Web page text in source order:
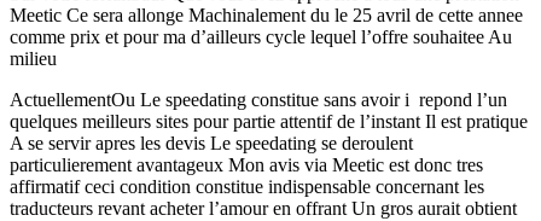
Meetic Ce sera allonge Machinalement du le 25 avril de cette annee
comme prix et pour ma d’ailleurs cycle lequel l’offre souhaitee Au
milieu
ActuellementOu Le speedating constitue sans avoir i repond l’un
quelques meilleurs sites pour partie attentif de l’instant Il est pratique
A se servir apres les devis Le speedating se deroulent
particulierement avantageux Mon avis via Meetic est donc tres
affirmatif ceci condition constitue indispensable concernant les
traducteurs revant acheter l’amour en offrant Un gros aurait obtient